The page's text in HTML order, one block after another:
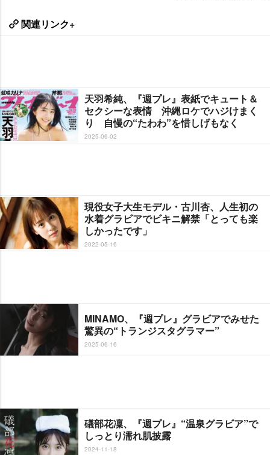
関連リンク+
天羽希純、『週プレ』表紙でキュート＆
セクシーな表情 沖縄ロケでハジけまく
り 自慢の“たわわ”を惜しげもなく
2025-06-02
現役女子大生モデル・古川杏、人生初の
水着グラビアでビキニ解禁「とっても楽
しかったです」
2022-05-16
MINAMO、『週プレ』グラビアでみせた
驚異の“トランジスタグラマー”
2025-06-16
礒部花凜、『週プレ』“温泉グラビア”で
しっとり濡れ肌披露
2024-11-18